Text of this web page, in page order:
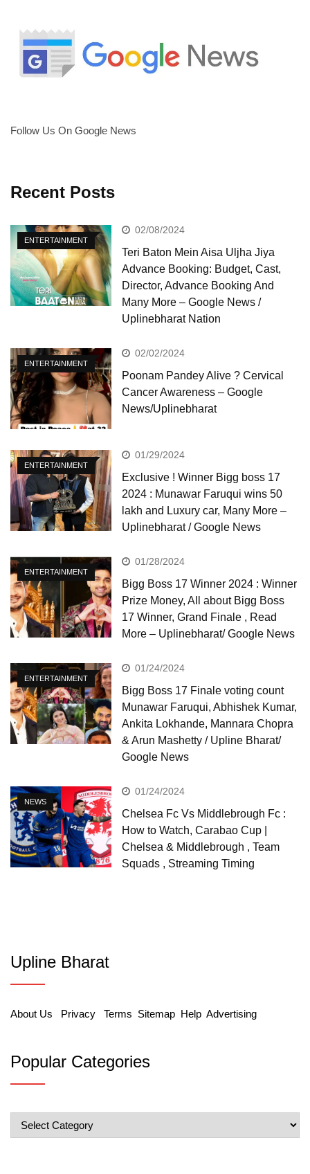
Follow Us On Google News
Recent Posts
ENTERTAINMENT
02/08/2024
Teri Baton Mein Aisa Uljha Jiya
Advance Booking: Budget, Cast,
Director, Advance Booking And
Many More – Google News /
Uplinebharat Nation
ENTERTAINMENT
02/02/2024
Poonam Pandey Alive ? Cervical
Cancer Awareness – Google
News/Uplinebharat
ENTERTAINMENT
01/29/2024
Exclusive ! Winner Bigg boss 17
2024 : Munawar Faruqui wins 50
lakh and Luxury car, Many More –
Uplinebharat / Google News
ENTERTAINMENT
01/28/2024
Bigg Boss 17 Winner 2024 : Winner
Prize Money, All about Bigg Boss
17 Winner, Grand Finale , Read
More – Uplinebharat/ Google News
ENTERTAINMENT
01/24/2024
Bigg Boss 17 Finale voting count
Munawar Faruqui, Abhishek Kumar,
Ankita Lokhande, Mannara Chopra
& Arun Mashetty / Upline Bharat/
Google News
NEWS
01/24/2024
Chelsea Fc Vs Middlebrough Fc :
How to Watch, Carabao Cup |
Chelsea & Middlebrough , Team
Squads , Streaming Timing
Upline Bharat
About Us Privacy Terms Sitemap Help Advertising
Popular Categories
Popular